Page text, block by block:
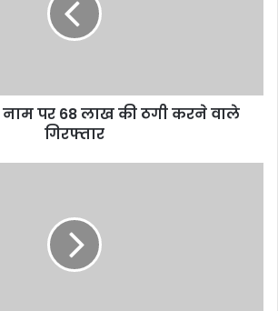
नाम पर 68 लाख की ठगी करने वाले
गिरफ्तार